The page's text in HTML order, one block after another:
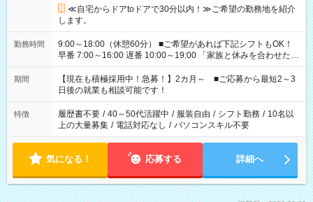
≪自宅からドアtoドアで30分以内！≫ご希望の勤務地を紹介
します。
勤務時間
9:00～18:00（休憩60分） ■ご希望があれば下記シフトもOK！
早番 7:00～16:00 遅番 10:00～19:00 「家族と休みを合わせた
い」 「余裕を持って夕飯の準備がしたい」 「できれば残業はし
たくない」 など、ご希望を教えてくださいね。 ※Wワーク希望
の方へ 今ご覧のお仕事で希望する勤務時間と、もう1つのお仕事
の勤務時間。 合計で週40時間を超える場合は応募できません。
期間
【現在も積極採用中！急募！】2カ月～ ■ご応募から最短2～3
日後の就業も相談可能です！
特徴 履歴書不要 / 40～50代活躍中 / 服装自由 / シフト勤務 / 10名以
上の大量募集 / 電話対応なし / パソコンスキル不要
気になる！ 応募する 詳細へ